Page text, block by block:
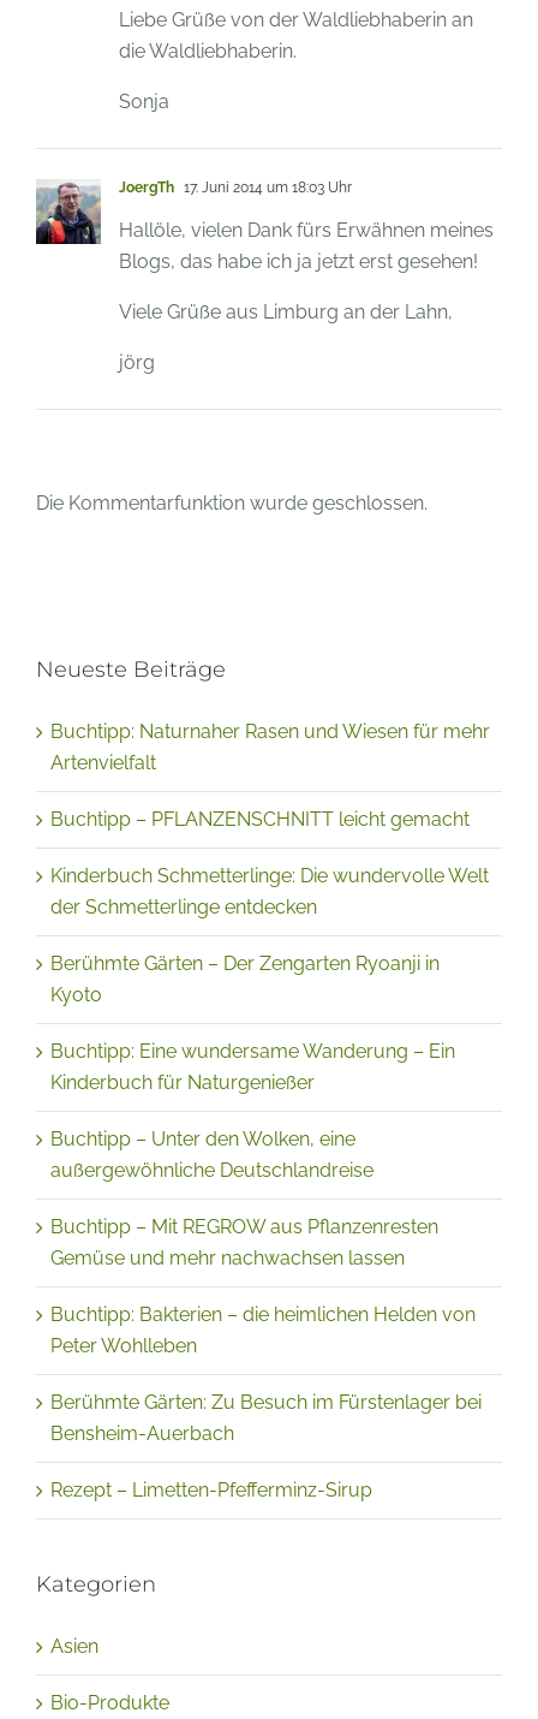
die Waldliebhaberin.
Blogs, das habe ich ja jetzt erst gesehen!
Artenvielfalt
Buchtipp – PFLANZENSCHNITT leicht gemacht
Kinderbuch Schmetterlinge: Die wundervolle Welt
der Schmetterlinge entdecken
Berühmte Gärten – Der Zengarten Ryoanji in
Kyoto
Buchtipp: Eine wundersame Wanderung – Ein
Kinderbuch für Naturgenießer
Buchtipp – Unter den Wolken, eine
außergewöhnliche Deutschlandreise
Buchtipp – Mit REGROW aus Pflanzenresten
Gemüse und mehr nachwachsen lassen
Buchtipp: Bakterien – die heimlichen Helden von
Peter Wohlleben
Berühmte Gärten: Zu Besuch im Fürstenlager bei
Bensheim-Auerbach
Rezept – Limetten-Pfefferminz-Sirup
Bio-Produkte